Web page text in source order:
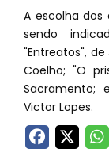
A escolha dos
sendo
"Entreatos", de
Coelho; "O
Sacramento;
Victor Lopes.